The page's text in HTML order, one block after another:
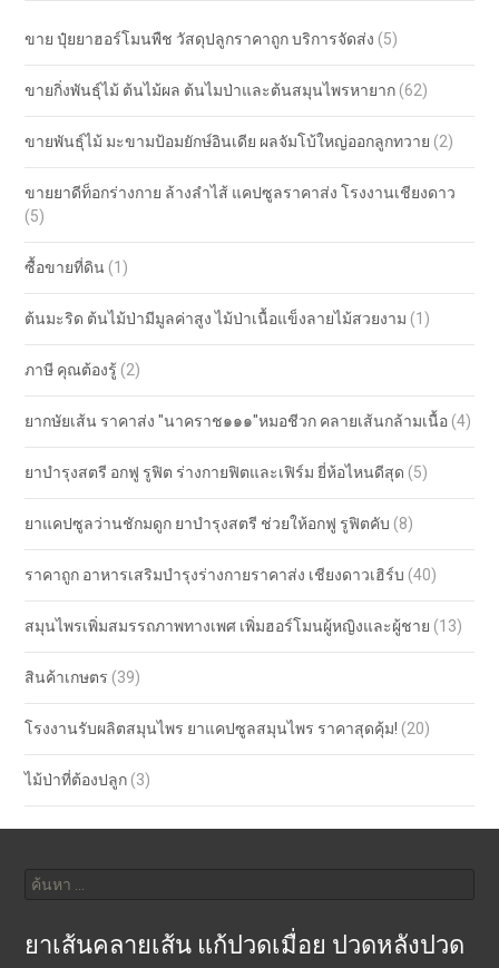
ขาย ปุ๋ยยาฮอร์โมนพืช วัสดุปลูกราคาถูก บริการจัดส่ง (5)
ขายกิ่งพันธุ์ไม้ ต้นไม้ผล ต้นไมป่าและต้นสมุนไพรหายาก (62)
ขายพันธุ์ไม้ มะขามป้อมยักษ์อินเดีย ผลจัมโบ้ใหญ่ออกลูกทวาย (2)
ขายยาดีท็อกร่างกาย ล้างลำไส้ แคปซูลราคาส่ง โรงงานเชียงดาว
(5)
ซื้อขายที่ดิน (1)
ต้นมะริด ต้นไม้ป่ามีมูลค่าสูง ไม้ป่าเนื้อแข็งลายไม้สวยงาม (1)
ภาษี คุณต้องรู้ (2)
ยากษัยเส้น ราคาส่ง "นาคราช๑๑๑"หมอชีวก คลายเส้นกล้ามเนื้อ (4)
ยาบำรุงสตรี อกฟู รูฟิต ร่างกายฟิตและเฟิร์ม ยี่ห้อไหนดีสุด (5)
ยาแคปซูลว่านชักมดูก ยาบำรุงสตรี ช่วยให้อกฟู รูฟิตคับ (8)
ราคาถูก อาหารเสริมบำรุงร่างกายราคาส่ง เชียงดาวเฮิร์บ (40)
สมุนไพรเพิ่มสมรรถภาพทางเพศ เพิ่มฮอร์โมนผู้หญิงและผู้ชาย (13)
สินค้าเกษตร (39)
โรงงานรับผลิตสมุนไพร ยาแคปซูลสมุนไพร ราคาสุดคุ้ม! (20)
ไม้ป่าที่ต้องปลูก (3)
สำหรับ:
ยาเส้นคลายเส้น แก้ปวดเมื่อย ปวดหลังปวด